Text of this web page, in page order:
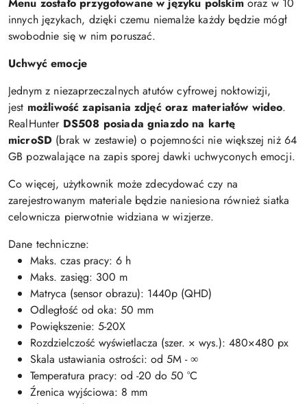
Menu zostało przygotowane w języku polskimoraz w 10
innych językach, dzięki czemu niemalże każdy będzie mógł
swobodnie się w nim poruszać.
Uchwyć emocje
Jednym z niezaprzeczalnych atutów cyfrowej noktowizji,
jest możliwość zapisania zdjęć oraz materiałów wideo.
RealHunterDS508 posiada gniazdo na kartę
microSD (brak w zestawie) o pojemności nie większej niż 64
GB pozwalające na zapis sporej dawki uchwyconych emocji.
Co więcej, użytkownik może zdecydować czy na
zarejestrowanym materiale będzie naniesiona również siatka
celownicza pierwotnie widziana w wizjerze.
Dane techniczne:
Maks. czas pracy: 6 h
Maks. zasięg: 300 m
Matryca (sensor obrazu): 1440p (QHD)
Odległość od oka: 50 mm
Powiększenie: 5-20X
Rozdzielczość wyświetlacza (szer. × wys.): 480×480 px
Skala ustawiania ostrości: od 5M - ∞
Temperatura pracy: od -20 do 50 °C
Źrenica wyjściowa: 8 mm